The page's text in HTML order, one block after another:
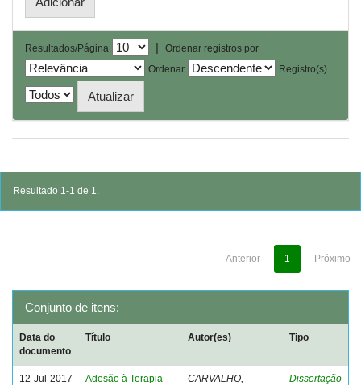
Resultados/Página |
Ordenar registros por
Ordenar
Registro(s)
Resultado 1-1 de 1.
Anterior 1 Próximo
Conjunto de itens:
Data do
documento
Título Autor(es) Tipo
12-Jul-2017
Adesão à Terapia
CARVALHO,
Dissertação